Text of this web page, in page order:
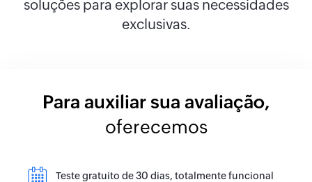
soluções para explorar suas necessidades
exclusivas.
Para auxiliar sua avaliação,
oferecemos
Teste gratuito de 30 dias, totalmente funcional